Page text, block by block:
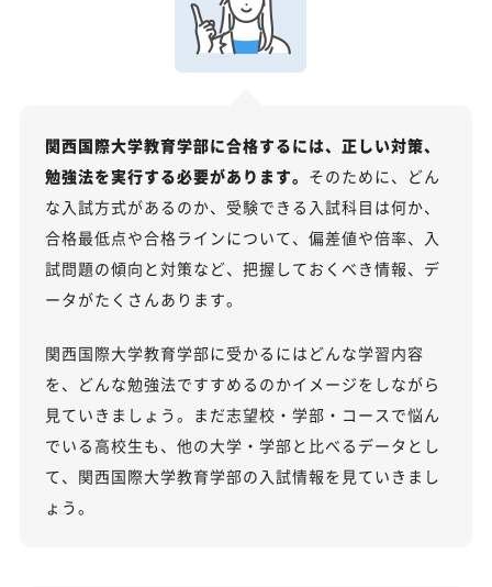
関西国際大学教育学部に合格するには、正しい対策、
勉強法を実行する必要があります。 そのために、どん
な入試方式があるのか、受験できる入試科目は何か、
合格最低点や合格ラインについて、偏差値や倍率、入
試問題の傾向と対策など、把握しておくべき情報、デ
ータがたくさんあります。
関西国際大学教育学部に受かるにはどんな学習内容
を、どんな勉強法ですすめるのかイメージをしながら
見ていきましょう。まだ志望校・学部・コースで悩ん
でいる高校生も、他の大学・学部と比べるデータとし
て、関西国際大学教育学部の入試情報を見ていきまし
ょう。